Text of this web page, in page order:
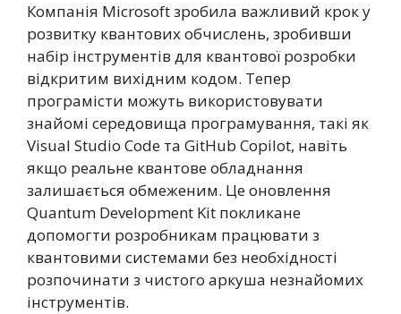
Компанія Microsoft зробила важливий крок у
розвитку квантових обчислень, зробивши
набір інструментів для квантової розробки
відкритим вихідним кодом. Тепер
програмісти можуть використовувати
знайомі середовища програмування, такі як
Visual Studio Code та GitHub Copilot, навіть
якщо реальне квантове обладнання
залишається обмеженим. Це оновлення
Quantum Development Kit покликане
допомогти розробникам працювати з
квантовими системами без необхідності
розпочинати з чистого аркуша незнайомих
інструментів.